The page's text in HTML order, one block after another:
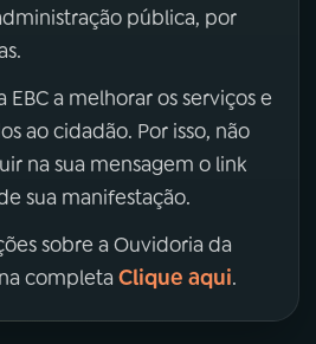
pública, por
EBC a melhorar os serviços e
ao cidadão. Por isso, não
na sua mensagem o link
sua manifestação.
sobre a Ouvidoria da
completa Clique aqui.